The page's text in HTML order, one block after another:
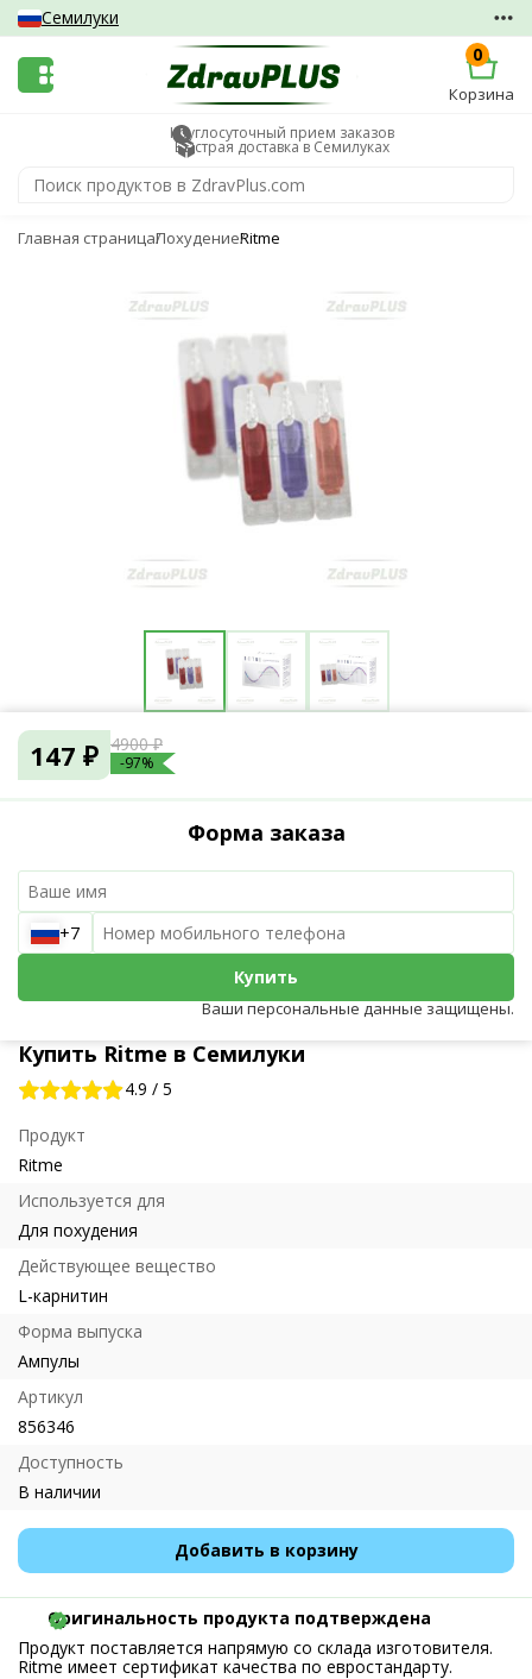
Семилуки
0
Корзина
Круглосуточный прием заказов
Быстрая доставка в Семилуках
Главная страницаПохудениеRitme
Купить Ritme в Семилуки
4.9 / 5
Продукт
Ritme
Используется для
Для похудения
Действующее вещество
L-карнитин
Форма выпуска
Ампулы
Артикул
856346
Доступность
В наличии
Добавить в корзину
147 ₽ 4900 ₽
-97%
Форма заказа
+7
Купить
Ваши персональные данные защищены.
Оригинальность продукта подтверждена
Продукт поставляется напрямую со склада изготовителя.
Ritme имеет сертификат качества по евростандарту.